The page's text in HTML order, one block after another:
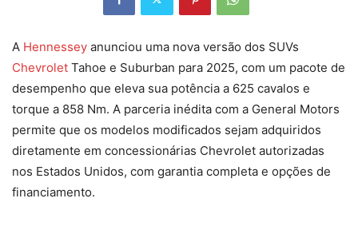
A Hennessey anunciou uma nova versão dos SUVs
Chevrolet Tahoe e Suburban para 2025, com um pacote de
desempenho que eleva sua potência a 625 cavalos e
torque a 858 Nm. A parceria inédita com a General Motors
permite que os modelos modificados sejam adquiridos
diretamente em concessionárias Chevrolet autorizadas
nos Estados Unidos, com garantia completa e opções de
financiamento.